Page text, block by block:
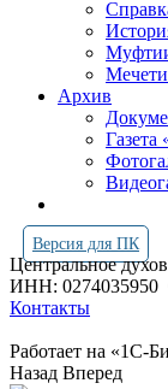
Архив
Газета
Версия для ПК
Центральное
ИНН: 0274035950
Контакты
Работает на «1С-
Назад Вперед